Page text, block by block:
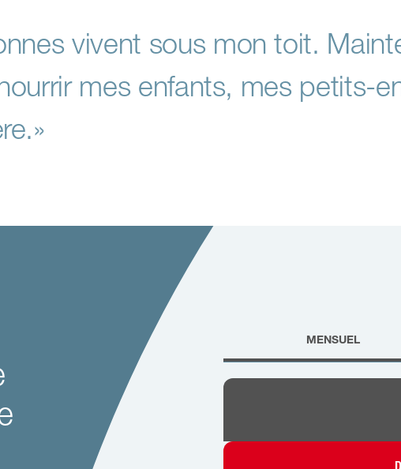
vivent sous mon toit.
mes enfants, mes petits-
MENSUEL